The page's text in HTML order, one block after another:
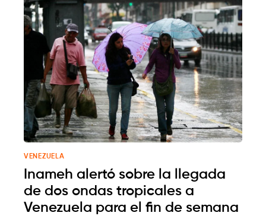
VENEZUELA
Inameh alertó sobre la llegada
de dos ondas tropicales a
Venezuela para el fin de semana